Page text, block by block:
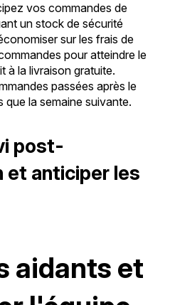
vos commandes de
un stock de sécurité
sur les frais de
pour atteindre le
à la livraison gratuite.
passées après le
que la semaine suivante.
post-
et anticiper les
aidants et